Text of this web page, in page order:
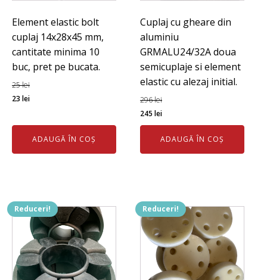
Element elastic bolt
cuplaj 14x28x45 mm,
cantitate minima 10
buc, pret pe bucata.
25lei
Prețul
a
fost:
25 lei.
23 leiPrețul
este:
23 lei.
ADAUGĂ ÎN COȘ
Cuplaj cu gheare din
aluminiu
GRMALU24/32A doua
semicuplaje si element
elastic cu alezaj initial.
296lei
Prețul
inițial
fost:
245leiPrețul
curent
este:
245 lei.
ADAUGĂ ÎN COȘ
Reduceri! Reduceri!